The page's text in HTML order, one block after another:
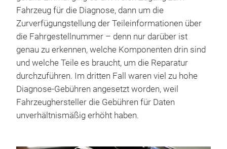
Fahrzeug für die Diagnose, dann um die
Zurverfügungstellung der Teileinformationen über
die Fahrgestellnummer – denn nur darüber ist
genau zu erkennen, welche Komponenten drin sind
und welche Teile es braucht, um die Reparatur
durchzuführen. Im dritten Fall waren viel zu hohe
Diagnose-Gebühren angesetzt worden, weil
Fahrzeughersteller die Gebühren für Daten
unverhältnismäßig erhöht haben.